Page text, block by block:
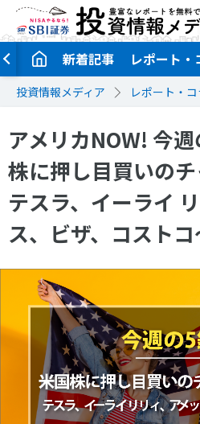
新着記事 レポート・
投資情報メディア レポート・
アメリカNOW! 今
株に押し目買いの
テスラ、イーライ
ス、ビザ、コストコ